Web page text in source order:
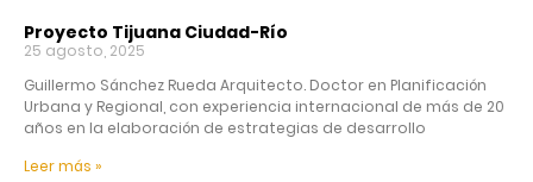
Proyecto Tijuana Ciudad-Río
25 agosto, 2025
Guillermo Sánchez Rueda Arquitecto. Doctor en Planificación
Urbana y Regional, con experiencia internacional de más de 20
años en la elaboración de estrategias de desarrollo
Leer más »